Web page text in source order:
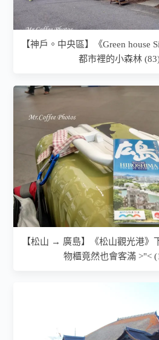
【神戶。中央區】《Green house
都市裡的小森林
【松山 → 廣島】《松山觀光港》
物櫃竟然也會客滿 >"<